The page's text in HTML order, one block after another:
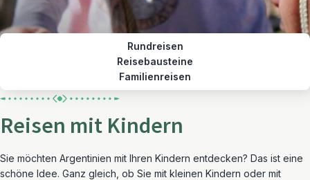
Rundreisen
Reisebausteine
Familienreisen
Reisen mit Kindern
Sie möchten Argentinien mit Ihren Kindern entdecken? Das ist eine
schöne Idee. Ganz gleich, ob Sie mit kleinen Kindern oder mit